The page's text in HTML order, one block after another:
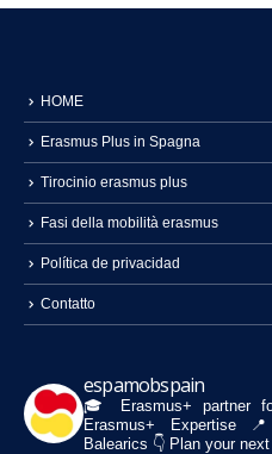
HOME
Erasmus Plus in Spagna
Tirocinio erasmus plus
Fasi della mobilità erasmus
Política de privacidad
Contatto
espamobspain
🎓 Erasmus+ partner
Erasmus+ Expertise📍
Balearics 👇 Plan your